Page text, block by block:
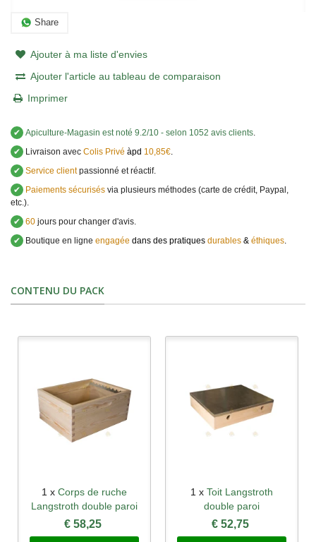
Share
Ajouter à ma liste d'envies
Ajouter l'article au tableau de comparaison
Imprimer
✔ Apiculture-Magasin est noté 9.2/10 - selon 1052 avis clients
✔
Livraison avec Colis Privé àpd 10,85€
✔ Service clientpassionné et réactif.
✔
Paiements sécurisés via plusieurs méthodes (carte de crédit, Paypal,
etc.).
✔ 60 jours pour changer d'avis.
✔
Boutique en ligne engagée dans des pratiques durables & éthiques
CONTENU DU PACK
1 x Corps de ruche
Langstroth double paroi
€ 58,25
1 x Toit Langstroth
double paroi
€ 52,75